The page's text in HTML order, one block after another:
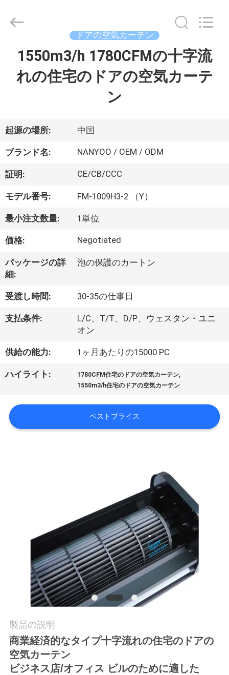
ダ
ク
ト
私
に
つ
い
て
工
場
行
絡
し
な
Foshan
Nanhai
ドアの空気カーテン
1550m3/h 1780CFMの十字流
れの住宅のドアの空気カーテ
ン
起源の場所: 中国
ブランド名: NANYOO / OEM / ODM
証明: CE/CB/CCC
モデル番号: FM-1009H3-2 （Y）
最小注文数量: 1単位
価格: Negotiated
パッケージの詳
細:
泡の保護のカートン
受渡し時間: 30-35の仕事日
支払条件:
L/C、T/T、D/P、ウェスタン・ユニ
オン
供給の能力: 1ヶ月あたりの15000 PC
ハイライト: 1780CFM住宅のドアの空気カーテン,
1550m3/h住宅のドアの空気カーテン
ベストプライス
製品の説明
商業経済的なタイプ十字流れの住宅のドアの
空気カーテン
ビジネス店/オフィス ビルのために適した